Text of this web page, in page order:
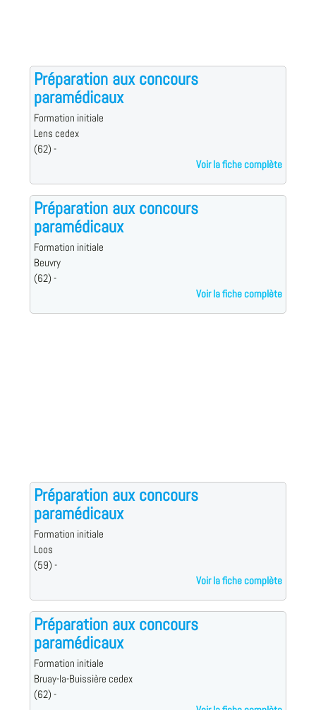
Préparation aux concours
paramédicaux
Formation initiale
Lens cedex
(62) -
Voir la fiche complète
Préparation aux concours
paramédicaux
Formation initiale
Beuvry
(62) -
Voir la fiche complète
Préparation aux concours
paramédicaux
Formation initiale
Loos
(59) -
Voir la fiche complète
Préparation aux concours
paramédicaux
Formation initiale
Bruay-la-Buissière cedex
(62) -